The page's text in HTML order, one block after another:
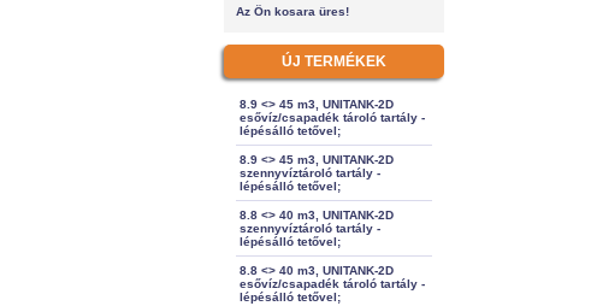
Az Ön kosara üres!
ÚJ TERMÉKEK
8.9 <> 45 m3, UNITANK-2D
esővíz/csapadék tároló tartály -
lépésálló tetővel;
8.9 <> 45 m3, UNITANK-2D
szennyvíztároló tartály -
lépésálló tetővel;
8.8 <> 40 m3, UNITANK-2D
szennyvíztároló tartály -
lépésálló tetővel;
8.8 <> 40 m3, UNITANK-2D
esővíz/csapadék tároló tartály -
lépésálló tetővel;